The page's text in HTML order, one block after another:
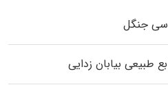
جنگل
طبیعی بیابان زدایی